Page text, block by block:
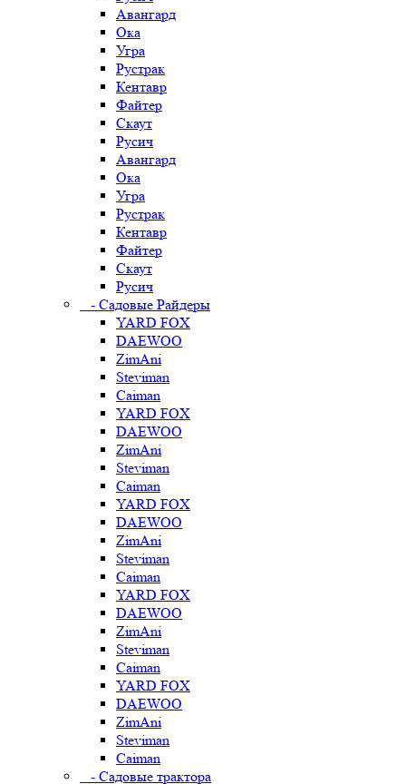
Авангард
Ока
Угра
Рустрак
Кентавр
Файтер
Скаут
Русич
Авангард
Ока
Угра
Рустрак
Кентавр
Файтер
Скаут
Русич
- Садовые Райдеры
YARD FOX
DAEWOO
ZimAni
Steviman
Caiman
YARD FOX
DAEWOO
ZimAni
Steviman
Caiman
YARD FOX
DAEWOO
ZimAni
Steviman
Caiman
YARD FOX
DAEWOO
ZimAni
Steviman
Caiman
YARD FOX
DAEWOO
ZimAni
Steviman
Caiman
- Садовые трактора